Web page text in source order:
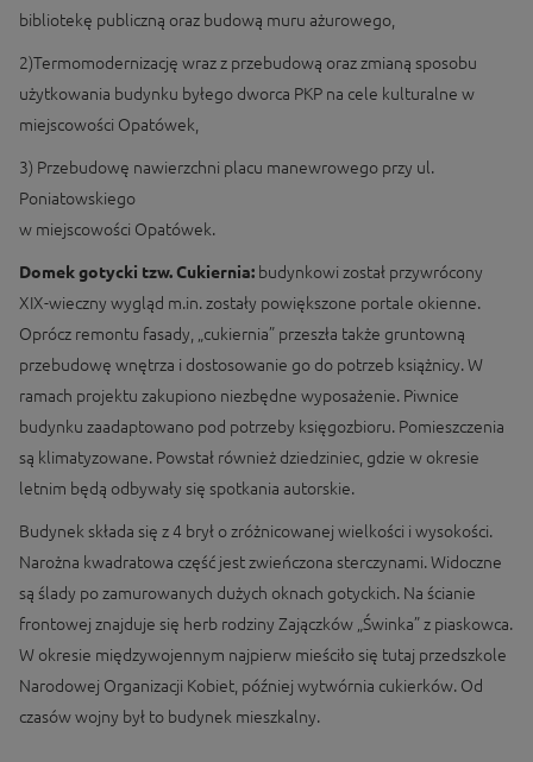
bibliotekę publiczną oraz budową muru ażurowego,
2)Termomodernizację wraz z przebudową oraz zmianą sposobu
użytkowania budynku byłego dworca PKP na cele kulturalne w
miejscowości Opatówek,
3) Przebudowę nawierzchni placu manewrowego przy ul.
Poniatowskiego
w miejscowości Opatówek.
Domek gotycki tzw. Cukiernia: budynkowi został przywrócony
XIX-wieczny wygląd m.in. zostały powiększone portale okienne.
Oprócz remontu fasady, „cukiernia” przeszła także gruntowną
przebudowę wnętrza i dostosowanie go do potrzeb książnicy. W
ramach projektu zakupiono niezbędne wyposażenie. Piwnice
budynku zaadaptowano pod potrzeby księgozbioru. Pomieszczenia
są klimatyzowane. Powstał również dziedziniec, gdzie w okresie
letnim będą odbywały się spotkania autorskie.
Budynek składa się z 4 brył o zróżnicowanej wielkości i wysokości.
Narożna kwadratowa część jest zwieńczona sterczynami. Widoczne
są ślady po zamurowanych dużych oknach gotyckich. Na ścianie
frontowej znajduje się herb rodziny Zajączków „Świnka” z piaskowca.
W okresie międzywojennym najpierw mieściło się tutaj przedszkole
Narodowej Organizacji Kobiet, później wytwórnia cukierków. Od
czasów wojny był to budynek mieszkalny.